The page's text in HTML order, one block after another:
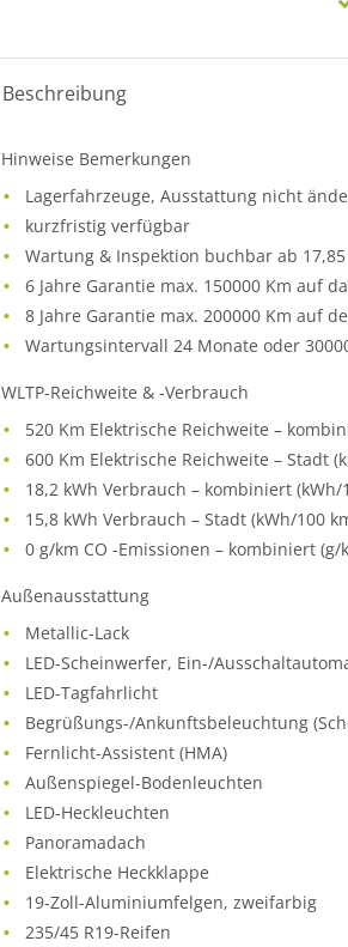
Beschreibung
Hinweise Bemerkungen
Lagerfahrzeuge, Ausstattung nicht
kurzfristig verfügbar
Wartung & Inspektion buchbar ab
6 Jahre Garantie max. 150000 Km auf
8 Jahre Garantie max. 200000 Km auf
Wartungsintervall 24 Monate oder
WLTP-Reichweite & -Verbrauch
520 Km Elektrische Reichweite –
600 Km Elektrische Reichweite – Stadt
18,2 kWh Verbrauch – kombiniert (kWh/
15,8 kWh Verbrauch – Stadt (kWh/100
0 g/km CO -Emissionen – kombiniert (g/
Außenausstattung
Metallic-Lack
LED-Scheinwerfer, Ein-/
LED-Tagfahrlicht
Begrüßungs-/Ankunftsbeleuchtung
Fernlicht-Assistent (HMA)
Außenspiegel-Bodenleuchten
LED-Heckleuchten
Panoramadach
Elektrische Heckklappe
19-Zoll-Aluminiumfelgen, zweifarbig
235/45 R19-Reifen